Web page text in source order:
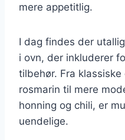
mere appetitlig.
I dag findes der
i ovn, der inkluderer
tilbehør. Fra
rosmarin til mere
honning og chili, er
uendelige.